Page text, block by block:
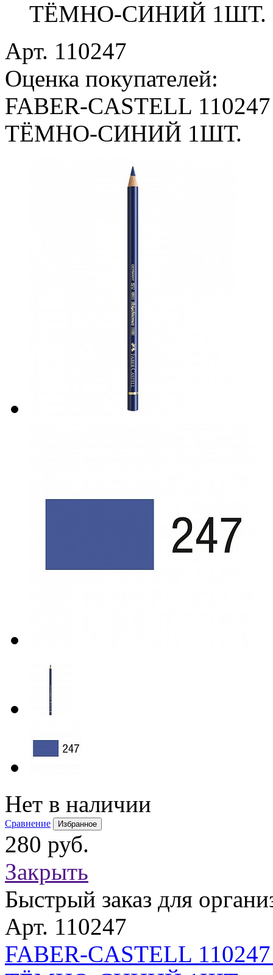
ТЁМНО-СИНИЙ 1ШТ.
Арт. 110247
Оценка покупателей:
FABER-CASTELL
ТЁМНО-СИНИЙ 1ШТ.
Нет в наличии
Сравнение Избранное
280 руб.
Закрыть
Быстрый заказ для
Арт. 110247
FABER-CASTELL